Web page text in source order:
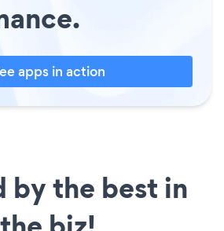
apps in action
by the best in